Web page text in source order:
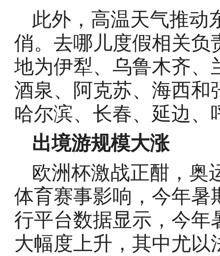
此外，高温天气推动
俏。去哪儿度假相关负
地为伊犁、乌鲁木齐、
酒泉、阿克苏、海西和
哈尔滨、长春、延边、
出境游规模大涨
欧洲杯激战正酣，奥
体育赛事影响，今年暑
行平台数据显示，今年
大幅度上升，其中尤以